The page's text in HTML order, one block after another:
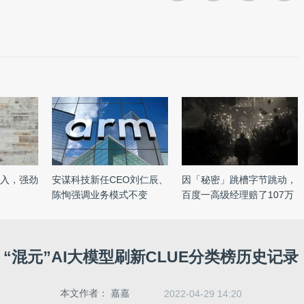
，强劲
安谋科技新任CEO刘仁辰、
陈恂强调业务模式不变
因「秘密」跳槽字节跳动，
百度一高级经理赔了107万
“混元”AI大模型刷新CLUE分类榜历史记录
本文作者： 嘉嘉 2022-04-29 14:20